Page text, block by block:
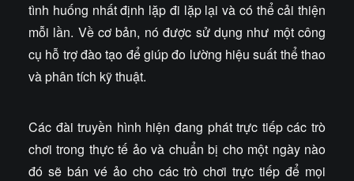
tình huống nhất định lặp đi lặp lại và có thể cải thiện
mỗi lần. Về cơ bản, nó được sử dụng như một công
cụ hỗ trợ đào tạo để giúp đo lường hiệu suất thể thao
và phân tích kỹ thuật.
Các đài truyền hình hiện đang phát trực tiếp các trò
chơi trong thực tế ảo và chuẩn bị cho một ngày nào
đó sẽ bán vé ảo cho các trò chơi trực tiếp để mọi